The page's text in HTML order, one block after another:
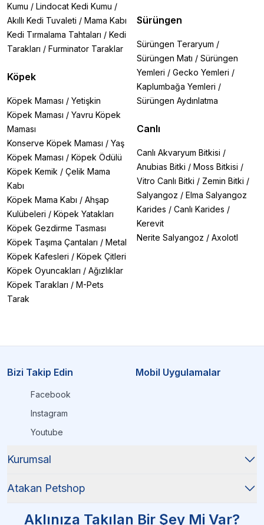
Kumu / Lindocat Kedi Kumu /
Akıllı Kedi Tuvaleti / Mama Kabı
Kedi Tırmalama Tahtaları / Kedi
Tarakları / Furminator Taraklar
Köpek
Köpek Maması / Yetişkin
Köpek Maması / Yavru Köpek
Maması
Konserve Köpek Maması / Yaş
Köpek Maması / Köpek Ödülü
Köpek Kemik / Çelik Mama
Kabı
Köpek Mama Kabı / Ahşap
Kulübeleri / Köpek Yatakları
Köpek Gezdirme Tasması
Köpek Taşıma Çantaları / Metal
Köpek Kafesleri / Köpek Çitleri
Köpek Oyuncakları / Ağızlıklar
Köpek Tarakları / M-Pets
Tarak
Sürüngen
Sürüngen Teraryum /
Sürüngen Matı / Sürüngen
Yemleri / Gecko Yemleri /
Kaplumbağa Yemleri /
Sürüngen Aydınlatma
Canlı
Canlı Akvaryum Bitkisi /
Anubias Bitki / Moss Bitkisi /
Vitro Canlı Bitki / Zemin Bitki /
Salyangoz / Elma Salyangoz
Karides / Canlı Karides /
Kerevit
Nerite Salyangoz / Axolotl
Bizi Takip Edin
Facebook
Instagram
Youtube
Mobil Uygulamalar
Kurumsal
Atakan Petshop
Aklınıza Takılan Bir Şey Mi Var?